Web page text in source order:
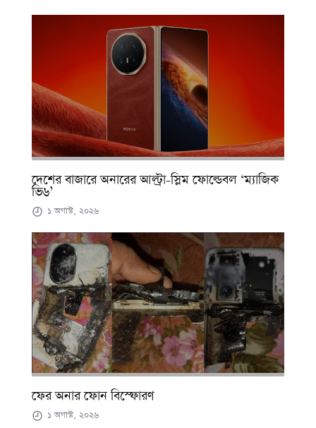
দেশের বাজারে অনারের আল্ট্রা-স্লিম ফোল্ডেবল ‘ম্যাজিক
ভি৬’
১ অগাস্ট, ২০২৬
ফের অনার ফোন বিস্ফোরণ
১ অগাস্ট, ২০২৬